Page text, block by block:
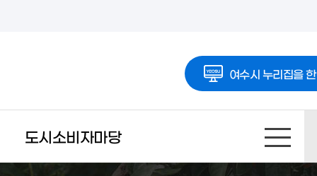
여수시 누리집을
도시소비자마당